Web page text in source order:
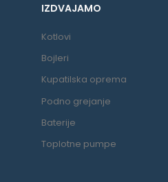
IZDVAJAMO
Kotlovi
Bojleri
Kupatilska oprema
Podno grejanje
Baterije
Toplotne pumpe